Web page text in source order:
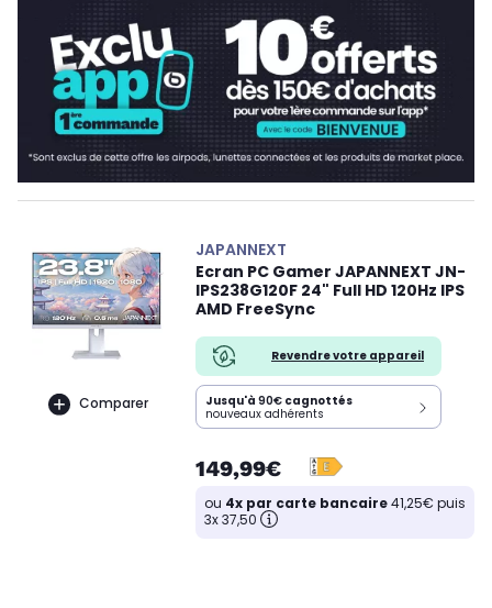
Comparer
JAPANNEXT
Ecran PC Gamer JAPANNEXT JN-
IPS238G120F 24" Full HD 120Hz IPS
AMD FreeSync
Revendre votre appareil
Jusqu'à 90€ cagnottés
nouveaux adhérents
149,99€
ou 4x par carte bancaire41,25€ puis
3x 37,50